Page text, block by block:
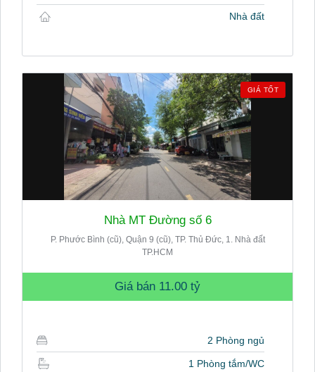
Nhà đất
GIÁ TỐT
Nhà MT Đường số 6
P. Phước Bình (cũ), Quận 9 (cũ), TP. Thủ Đức, 1. Nhà đất
TP.HCM
Giá bán 11.00 tỷ
2 Phòng ngủ
1 Phòng tắm/WC